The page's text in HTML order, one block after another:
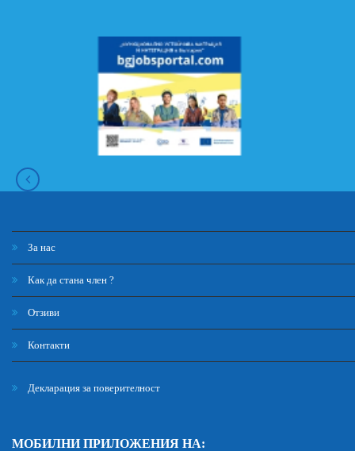
За нас
Как да стана член ?
Отзиви
Контакти
Декларация за поверителност
МОБИЛНИ ПРИЛОЖЕНИЯ НА: